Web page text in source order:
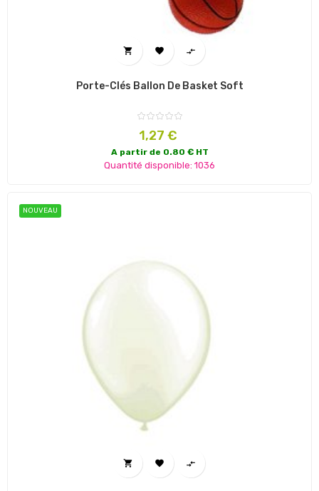
  
Porte-Clés Ballon De Basket Soft
Prix
1,27 €
A partir de 0.80 € HT
Quantité disponible: 1036
NOUVEAU
  